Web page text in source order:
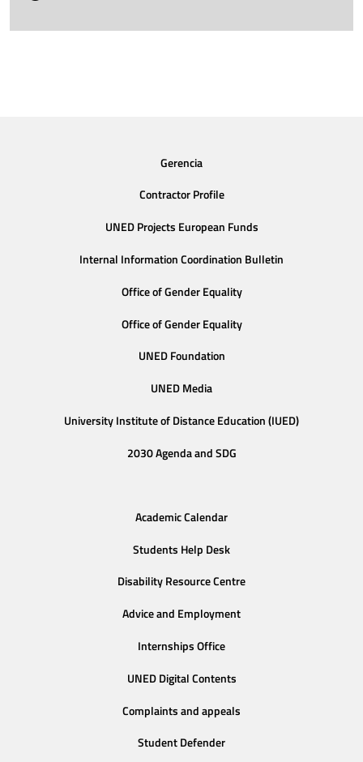
Gerencia
Contractor Profile
UNED Projects European Funds
Internal Information Coordination Bulletin
Office of Gender Equality
Office of Gender Equality
UNED Foundation
UNED Media
University Institute of Distance Education (IUED)
2030 Agenda and SDG
Academic Calendar
Students Help Desk
Disability Resource Centre
Advice and Employment
Internships Office
UNED Digital Contents
Complaints and appeals
Student Defender